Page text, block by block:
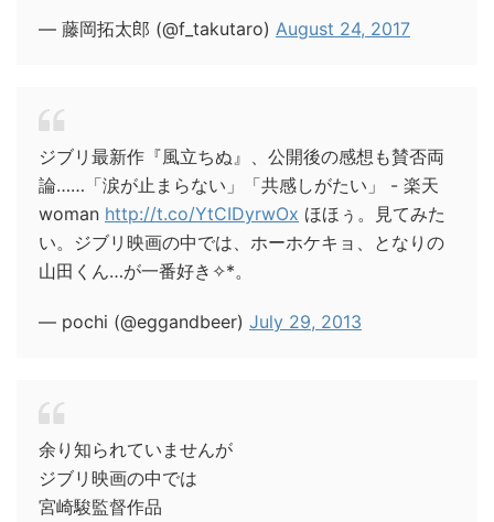
— 藤岡拓太郎 (@f_takutaro) August 24, 2017
ジブリ最新作『風立ちぬ』、公開後の感想も賛否両
論……「涙が止まらない」「共感しがたい」 - 楽天
woman http://t.co/YtCIDyrwOx ほほぅ。見てみた
い。ジブリ映画の中では、ホーホケキョ、となりの
山田くん…が一番好き✧*。
— pochi (@eggandbeer) July 29, 2013
余り知られていませんが
ジブリ映画の中では
宮崎駿監督作品